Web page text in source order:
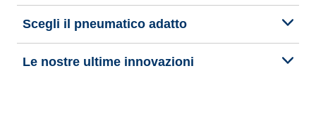
Scegli il pneumatico adatto
Le nostre ultime innovazioni